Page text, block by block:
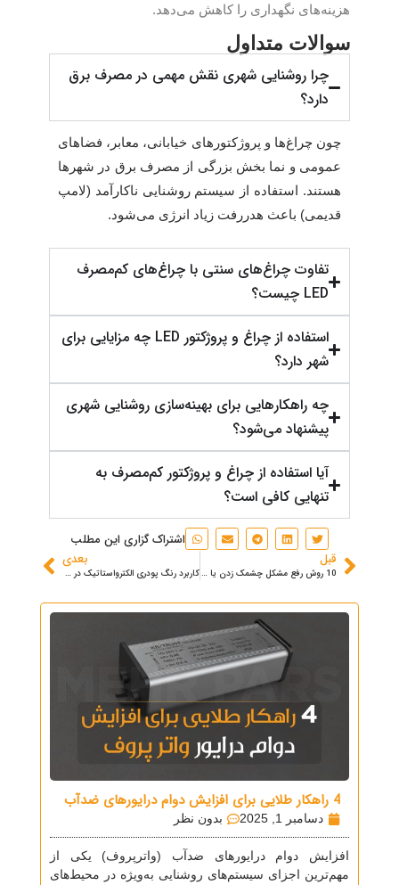
هزینه‌های نگهداری را کاهش می‌دهد.
سوالات متداول
چرا روشنایی شهری نقش مهمی در مصرف برق
دارد؟
چون چراغ‌ها و پروژکتورهای خیابانی، معابر، فضاهای
عمومی و نما بخش بزرگی از مصرف برق در شهرها
هستند. استفاده از سیستم روشنایی ناکارآمد (لامپ
قدیمی) باعث هدررفت زیاد انرژی می‌شود.
تفاوت چراغ‌های سنتی با چراغ‌های کم‌مصرف
LED چیست؟
استفاده از چراغ و پروژکتور LED چه مزایایی برای
شهر دارد؟
چه راهکارهایی برای بهینه‌سازی روشنایی شهری
پیشنهاد می‌شود؟
آیا استفاده از چراغ و پروژکتور کم‌مصرف به
تنهایی کافی است؟
اشتراک گزاری این مطلب
قبل
10 روش رفع مشکل چشمک زدن یا فلیکر نور (Flicker)
بعدی
کاربرد رنگ پودری الکترواستاتیک در محصولات روشنایی
4 راهکار طلایی برای افزایش دوام درایورهای ضدآب
دسامبر 1, 2025 بدون نظر
افزایش دوام درایورهای ضدآب (واترپروف) یکی از
مهم‌ترین اجزای سیستم‌های روشنایی به‌ویژه در محیط‌های